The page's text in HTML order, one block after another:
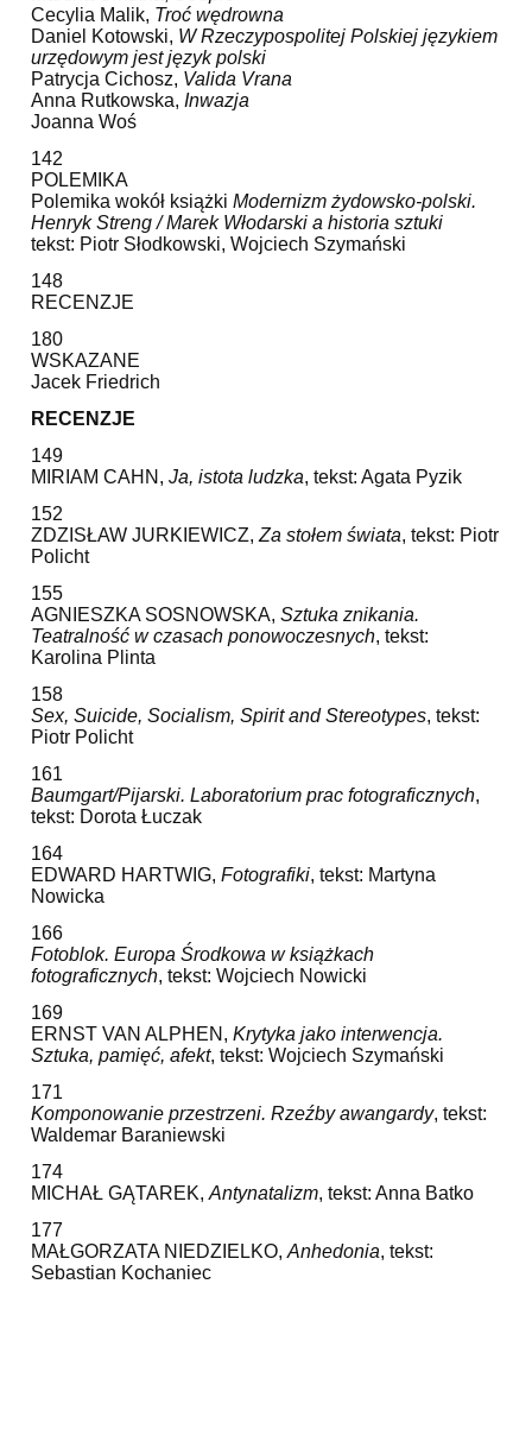
Cecylia Malik, Troć wędrowna
Daniel Kotowski, W Rzeczypospolitej Polskiej językiem
urzędowym jest język polski
Patrycja Cichosz, Valida Vrana
Anna Rutkowska, Inwazja
Joanna Woś
142
POLEMIKA
Polemika wokół książki Modernizm żydowsko-polski.
Henryk Streng / Marek Włodarski a historia sztuki
tekst: Piotr Słodkowski, Wojciech Szymański
148
RECENZJE
180
WSKAZANE
Jacek Friedrich
RECENZJE
149
MIRIAM CAHN, Ja, istota ludzka, tekst: Agata Pyzik
152
ZDZISŁAW JURKIEWICZ, Za stołem świata, tekst: Piotr
Policht
155
AGNIESZKA SOSNOWSKA, Sztuka znikania.
Teatralność w czasach ponowoczesnych, tekst:
Karolina Plinta
158
Sex, Suicide, Socialism, Spirit and Stereotypes, tekst:
Piotr Policht
161
Baumgart/Pijarski. Laboratorium prac fotograficznych,
tekst: Dorota Łuczak
164
EDWARD HARTWIG, Fotografiki, tekst: Martyna
Nowicka
166
Fotoblok. Europa Środkowa w książkach
fotograficznych, tekst: Wojciech Nowicki
169
ERNST VAN ALPHEN, Krytyka jako interwencja.
Sztuka, pamięć, afekt, tekst: Wojciech Szymański
171
Komponowanie przestrzeni. Rzeźby awangardy, tekst:
Waldemar Baraniewski
174
MICHAŁ GĄTAREK, Antynatalizm, tekst: Anna Batko
177
MAŁGORZATA NIEDZIELKO, Anhedonia, tekst:
Sebastian Kochaniec